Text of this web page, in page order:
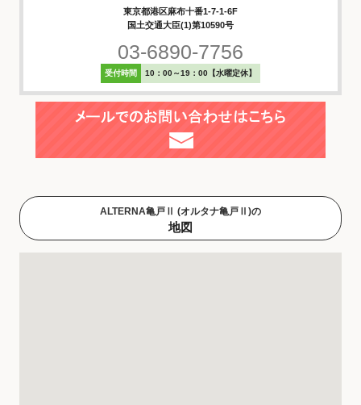
東京都港区麻布十番1-7-1-6F
国土交通大臣(1)第10590号
03-6890-7756
受付時間 10：00～19：00【水曜定休】
ALTERNA亀戸Ⅱ (オルタナ亀戸Ⅱ)の
地図